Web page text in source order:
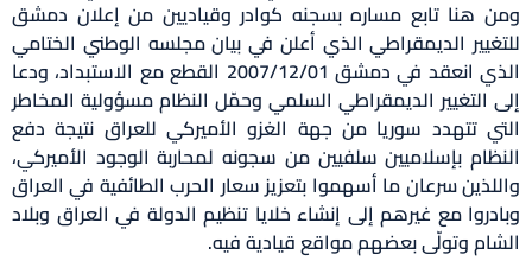
ومن هنا تابع مساره بسجنه كوادر وقياديين من إعلان دمشق
للتغيير الديمقراطي الذي أعلن في بيان مجلسه الوطني الختامي
الذي انعقد في دمشق 2007/12/01 القطع مع الاستبداد، ودعا
إلى التغيير الديمقراطي السلمي وحمّل النظام مسؤولية المخاطر
التي تتهدد سوريا من جهة الغزو الأميركي للعراق نتيجة دفع
النظام بإسلاميين سلفيين من سجونه لمحاربة الوجود الأميركي،
واللذين سرعان ما أسهموا بتعزيز سعار الحرب الطائفية في العراق
وبادروا مع غيرهم إلى إنشاء خلايا تنظيم الدولة في العراق وبلاد
الشام وتولّى بعضهم مواقع قيادية فيه.